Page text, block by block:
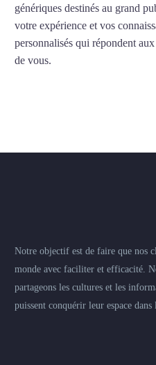
génériques destinés au grand
votre expérience et vos
personnalisés qui répondent
de vous.
Notre objectif est de faire que nos
monde avec faciliter et efficacité.
partageons les cultures et les
puissent conquérir leur espace